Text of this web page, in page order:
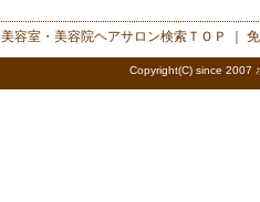
美容室・美容院ヘアサロン検索 ＴＯＰ ｜
Copyright(C) since 2007